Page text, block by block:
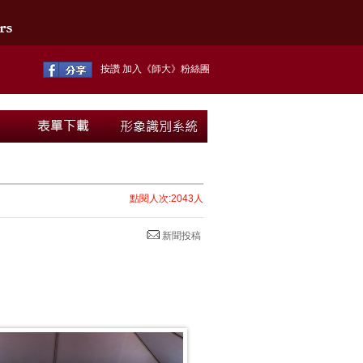
按讚 加入《師大》粉絲團
點閱人次:2043人
新聞投稿